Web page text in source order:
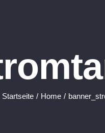
Startseite / Home /